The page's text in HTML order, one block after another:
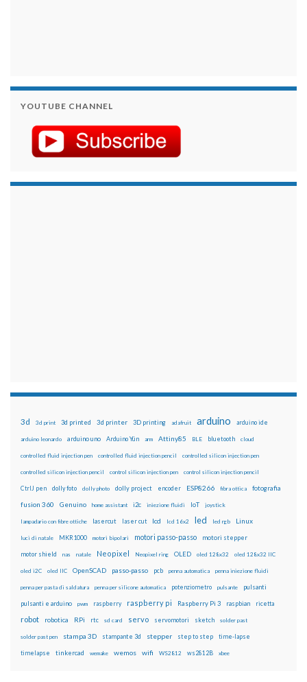
YOUTUBE CHANNEL
3d 3d print 3d printed 3d printer 3D printing adafruit arduino arduino ide
arduino leonardo arduino uno Arduino Yún arm Attiny85 BLE bluetooth cloud
controlled fluid injection pen controlled fluid injection pencil controlled silicon injection pen
controlled silicon injection pencil control silicon injection pen control silicon injection pencil
CtrlJ pen dolly foto dolly photo dolly project encoder ESP8266 fibra ottica fotografia
fusion 360 Genuino home assistant i2c iniezione fluidi IoT joystick
lampadario con fibre ottiche lasercut laser cut lcd lcd 16x2 led led rgb Linux
luci di natale MKR1000 motori bipolari motori passo-passo motori stepper
motor shield nas natale Neopixel Neopixel ring OLED oled 128x32 oled 128x32 IIC
oled i2C oled IIC OpenSCAD passo-passo pcb penna automatica penna iniezione fluidi
penna per pasta di saldatura penna per silicone automatica potenziometro pulsante pulsanti
pulsanti e arduino pwm raspberry raspberry pi Raspberry Pi 3 raspbian ricetta
robot robotica RPi rtc sd card servo servomotori sketch solder past
solder past pen stampa 3D stampante 3d stepper step to step time-lapse
timelapse tinkercad wemake wemos wifi WS2812 ws2812B xbee